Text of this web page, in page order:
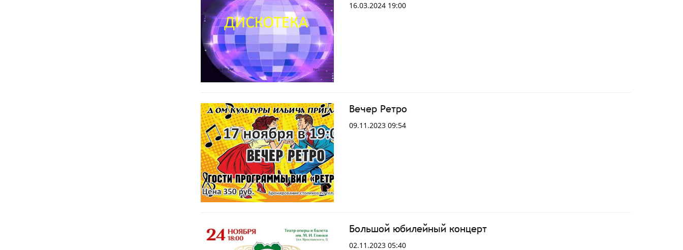
16.03.2024 19:00
Вечер Ретро
09.11.2023 09:54
Большой юбилейный концерт
02.11.2023 05:40